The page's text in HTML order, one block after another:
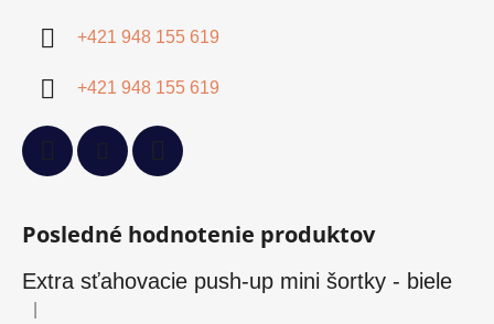
+421 948 155 619
+421 948 155 619
Posledné hodnotenie produktov
Extra sťahovacie push-up mini šortky - biele
Hodnotenie produktu je 5 z 5 hviezdičiek.